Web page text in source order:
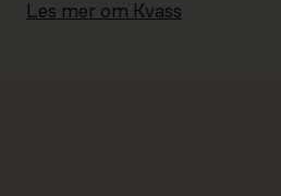
Les mer om Kvass